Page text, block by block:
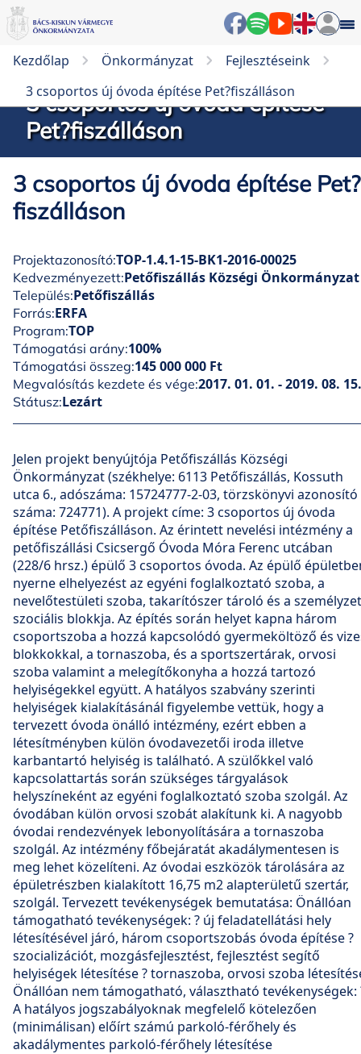
Kezdőlap Önkormányzat
Fejlesztéseink
3 csoportos új óvoda építése Pet?fiszálláson
3 csoportos új óvoda építése
Pet?fiszálláson
3 csoportos új óvoda építése Pet?
fiszálláson
Projektazonosító:TOP-1.4.1-15-BK1-2016-00025
Kedvezményezett:Petőfiszállás Községi Önkormányzat
Település:Petőfiszállás
Forrás:ERFA
Program:TOP
Támogatási arány:100%
Támogatási összeg:145 000 000 Ft
Megvalósítás kezdete és vége:2017. 01. 01. - 2019. 08. 15.
Státusz:Lezárt
Jelen projekt benyújtója Petőfiszállás Községi
Önkormányzat (székhelye: 6113 Petőfiszállás, Kossuth
utca 6., adószáma: 15724777-2-03, törzskönyvi azonosító
száma: 724771). A projekt címe: 3 csoportos új óvoda
építése Petőfiszálláson. Az érintett nevelési intézmény a
petőfiszállási Csicsergő Óvoda Móra Ferenc utcában
(228/6 hrsz.) épülő 3 csoportos óvoda. Az épülő
nyerne elhelyezést az egyéni foglalkoztató szoba, a
nevelőtestületi szoba, takarítószer tároló és a személyzet
szociális blokkja. Az építés során helyet kapna három
csoportszoba a hozzá kapcsolódó gyermeköltöző és
blokkokkal, a tornaszoba, és a sportszertárak, orvosi
szoba valamint a melegítőkonyha a hozzá tartozó
helyiségekkel együtt. A hatályos szabvány szerinti
helyiségek kialakításánál figyelembe vettük, hogy a
tervezett óvoda önálló intézmény, ezért ebben a
létesítményben külön óvodavezetői iroda illetve
karbantartó helyiség is található. A szülőkkel való
kapcsolattartás során szükséges tárgyalások
helyszíneként az egyéni foglalkoztató szoba szolgál. Az
óvodában külön orvosi szobát alakítunk ki. A nagyobb
óvodai rendezvények lebonyolítására a tornaszoba
szolgál. Az intézmény főbejáratát akadálymentesen is
meg lehet közelíteni. Az óvodai eszközök tárolására az
épületrészben kialakított 16,75 m2 alapterületű szertár,
szolgál. Tervezett tevékenységek bemutatása: Önállóan
támogatható tevékenységek: ? új feladatellátási hely
létesítésével járó, három csoportszobás óvoda építése ?
szocializációt, mozgásfejlesztést, fejlesztést segítő
helyiségek létesítése ? tornaszoba, orvosi szoba
Önállóan nem támogatható, választható tevékenységek:
A hatályos jogszabályoknak megfelelő kötelezően
(minimálisan) előírt számú parkoló-férőhely és
akadálymentes parkoló-férőhely létesítése